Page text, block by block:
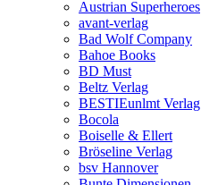
Austrian Superheroes
avant-verlag
Bad Wolf Company
Bahoe Books
BD Must
Beltz Verlag
BESTIEunlmt Verlag
Bocola
Boiselle & Ellert
Bröseline Verlag
bsv Hannover